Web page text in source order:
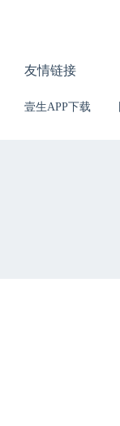
友情链接
壹生APP下载